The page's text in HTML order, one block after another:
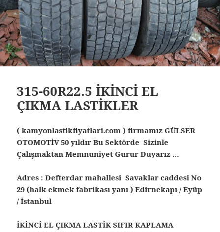
315-60R22.5 İKİNCİ EL
ÇIKMA LASTİKLER
( kamyonlastikfiyatlari.com ) firmamız GÜLSER
OTOMOTİV 50 yıldır Bu Sektörde Sizinle
Çalışmaktan Memnuniyet Gurur Duyarız …
Adres : Defterdar mahallesi Savaklar caddesi No
29 (halk ekmek fabrikası yanı ) Edirnekapı / Eyüp
/ İstanbul
İKİNCİ EL ÇIKMA LASTİK SIFIR KAPLAMA